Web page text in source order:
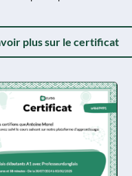
plus sur le certificat